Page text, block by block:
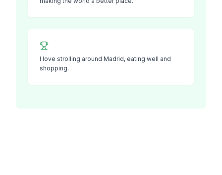
I love strolling around Madrid, eating well and
shopping.